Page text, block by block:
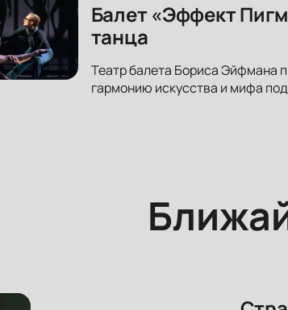
Балет «Эффект
танца
Театр балета Бориса Эйфмана
гармонию искусства и мифа